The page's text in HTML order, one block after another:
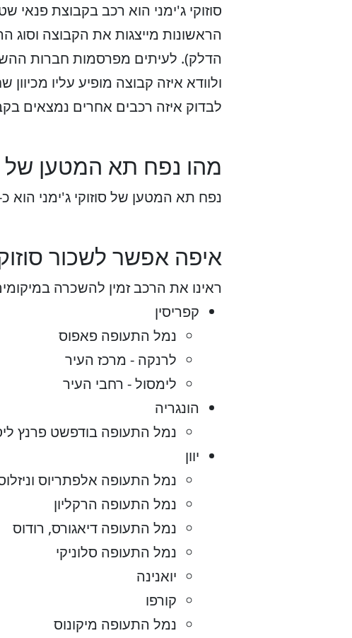
הראשונות מייצגות את הקבוצה וסוג
הדלק). לעיתים מפרסמות חברות
ולוודא איזה קבוצה מופיע עליו
לבדוק איזה רכבים אחרים נמצאים
מהו נפח תא המטען של
נפח תא המטען של סוזוקי ג'ימני הוא כ-85
איפה אפשר לשכור
ראינו את הרכב זמין להשכרה
קפריסין
נמל התעופה פאפוס
לרנקה - מרכז העיר
לימסול - רחבי העיר
הונגריה
נמל התעופה בודפשט פרנץ
יוון
נמל התעופה אלפתריוס
נמל התעופה הרקליון
נמל התעופה דיאגורס, רודוס
נמל התעופה סלוניקי
יואנינה
קורפו
נמל התעופה מיקונוס